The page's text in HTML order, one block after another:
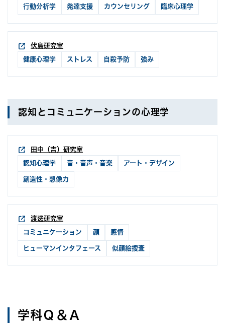
行動分析学 発達支援 カウンセリング 臨床心理学
伏島研究室
健康心理学 ストレス 自殺予防 強み
認知とコミュニケーションの心理学
田中（吉）研究室
認知心理学 音・音声・音楽 アート・デザイン
創造性・想像力
渡邊研究室
コミュニケーション 顔 感情
ヒューマンインタフェース 似顔絵捜査
学科Ｑ＆Ａ